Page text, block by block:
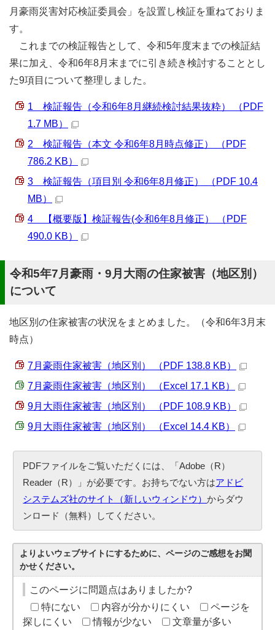
月豪雨災害対応検証委員会」を設置し検証を重ねておりま
す。
これまでの検証報告として、令和5年度末までの検証結
果に加え、令和6年8月末までに引き続き検討することとし
た9項目について整理しました。
1 検証報告（令和6年8月継続検討結果抜粋） （PDF
1.7 MB）
2 検証報告（本文 令和6年8月時点修正） （PDF
786.2 KB）
3 検証報告（項目別 令和6年8月修正） （PDF 10.4
MB）
4 【概要版】検証報告(令和6年8月修正） （PDF
490.0 KB）
令和5年7月豪雨・9月大雨の住家被害（地区別）
について
地区別の住家被害の状況をまとめました。（令和6年3月末
時点）
7月豪雨住家被害（地区別） （PDF 138.8 KB）
7月豪雨住家被害（地区別） （Excel 17.1 KB）
9月大雨住家被害（地区別） （PDF 108.9 KB）
9月大雨住家被害（地区別） （Excel 14.4 KB）
PDFファイルをご覧いただくには、「Adobe（R）
Reader（R）」が必要です。お持ちでない方はアドビ
システムズ社のサイト（新しいウィンドウ）からダウ
ンロード（無料）してください。
よりよいウェブサイトにするために、ページのご感想をお聞
かせください。
このページに問題点はありましたか?
特にない
内容が分かりにくい
ページを
探しにくい
情報が少ない 文章量が多い